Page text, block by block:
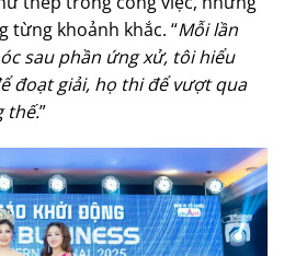
từng khoảnh khắc. “Mỗi lần
sau phần ứng xử, tôi hiểu
đoạt giải, họ thi để vượt qua
thế.”